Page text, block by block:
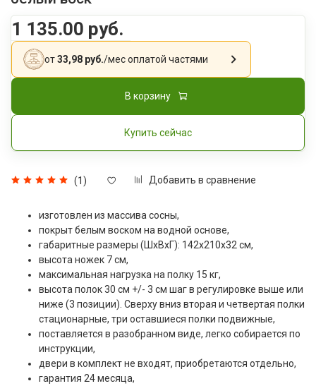
(1) Добавить в сравнение
1 135.00 руб.
от33,98 руб./месоплатой частями
В корзину
Купить сейчас
изготовлен из массива сосны,
покрыт белым воском на водной основе,
габаритные размеры (ШxВxГ): 142x210x32 см,
высота ножек 7 см,
максимальная нагрузка на полку 15 кг,
высота полок 30 см +/- 3 см шаг в регулировке выше или
ниже (3 позиции). Сверху вниз вторая и четвертая полки
стационарные, три оставшиеся полки подвижные,
поставляется в разобранном виде, легко собирается по
инструкции,
двери в комплект не входят, приобретаются отдельно,
гарантия 24 месяца,